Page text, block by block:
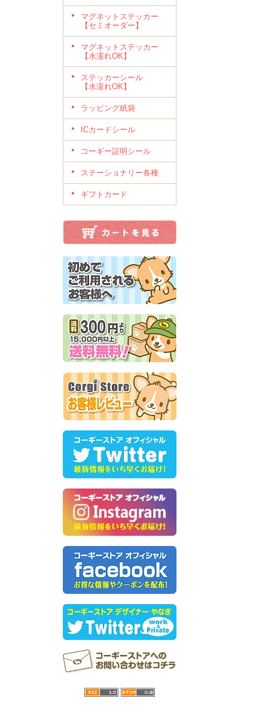
マグネットステッカー
【セミオーダー】
マグネットステッカー
【水濡れOK】
ステッカーシール
【水濡れOK】
ラッピング紙袋
ICカードシール
コーギー証明シール
ステーショナリー各種
ギフトカード